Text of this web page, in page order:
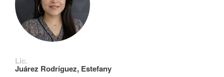
Lic.
Juárez Rodríguez, Estefany